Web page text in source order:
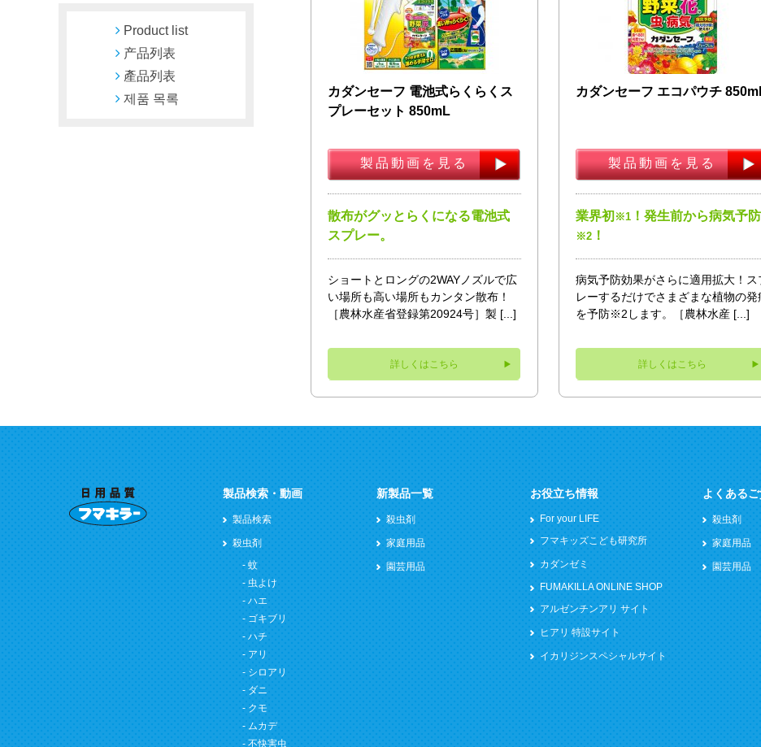
カダンセーフ 電池式らくらくス
プレーセット 850mL
製品動画を見る
散布がグッとらくになる電池式
スプレー。
ショートとロングの2WAYノズルで広
い場所も高い場所もカンタン散布！
［農林水産省登録第20924号］製 [...]
詳しくはこちら
カダンセーフ エコパウチ
製品動画を見る
業界初 ※1 ！発生前から病気予防
※2 ！
病気予防効果がさらに適用拡大！ス
レーするだけでさまざまな植物の発
を予防※2します。［農林水産 [...]
詳しくはこちら
Product list
产品列表
產品列表
제품 목록
製品検索・動画
製品検索
殺虫剤
蚊
虫よけ
ハエ
ゴキブリ
ハチ
アリ
シロアリ
ダニ
クモ
ムカデ
不快害虫
新製品一覧
殺虫剤
家庭用品
園芸用品
お役立ち情報
For your LIFE
フマキッズこども研究所
カダンゼミ
FUMAKILLA ONLINE SHOP
アルゼンチンアリ サイト
ヒアリ 特設サイト
イカリジンスペシャルサイト
よくある
殺虫剤
家庭用品
園芸用品